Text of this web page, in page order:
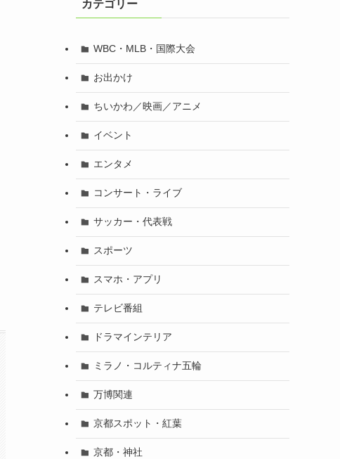
カテゴリー
WBC・MLB・国際大会
お出かけ
ちいかわ／映画／アニメ
イベント
エンタメ
コンサート・ライブ
サッカー・代表戦
スポーツ
スマホ・アプリ
テレビ番組
ドラマインテリア
ミラノ・コルティナ五輪
万博関連
京都スポット・紅葉
京都・神社